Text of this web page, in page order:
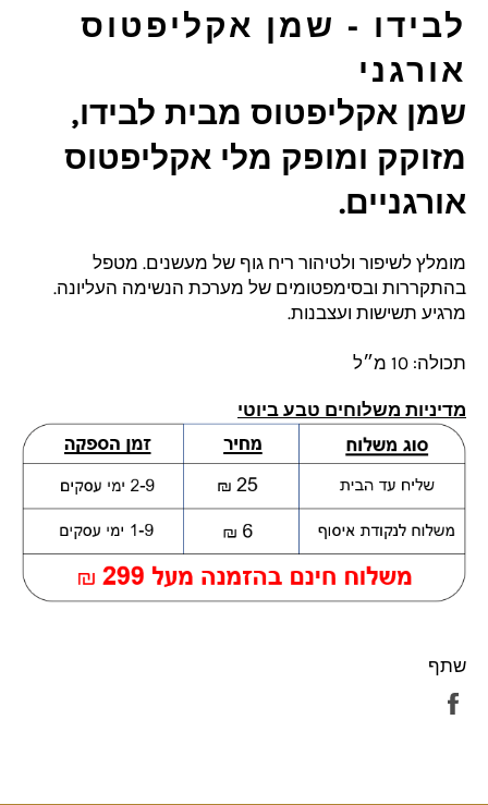
לבידו - שמן אקליפטוס
אורגני
שמן אקליפטוס מבית לבידו,
מזוקק ומופק מלי אקליפטוס
אורגניים.
מומלץ לשיפור ולטיהור ריח גוף של מעשנים. מטפל
בהתקררות ובסימפטומים של מערכת הנשימה העליונה.
מרגיע תשישות ועצבנות.
תכולה: 10 מ״ל
מדיניות משלוחים טבע ביוטי
שתף